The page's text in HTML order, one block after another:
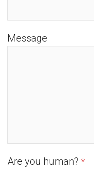
Message
Are you human? *